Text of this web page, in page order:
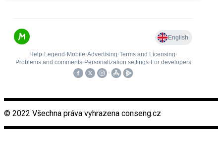
© 2022 Všechna práva vyhrazena conseng.cz